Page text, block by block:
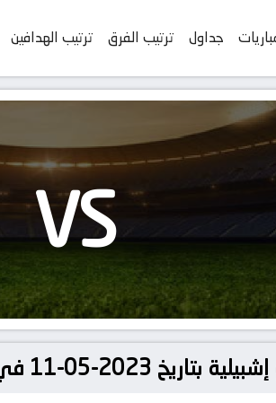
جداول ترتيب الفرق ترتيب الهدافين
VS
دوري الدوري الأوروبي